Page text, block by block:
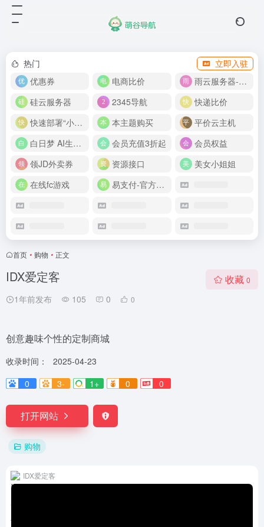
热门
立即入驻
优惠券
电商比价
雨云服务器-新人首月 5 折
硅云服务器
2345导航
快递比价
快速部署“小龙虾”
本主题购买
平价云主机
白日梦 AI生成50分钟视频
会员充值3折起
会员权益
领JD外卖券
资源接口
美女小姐姐
在线fc游戏
易支付-官方网站
首页 • 购物 • 正文
IDX爱定客
1年前发布 105 0 0
收藏 0
创意趣味个性的定制商城
收录时间：
2025-04-23
0
3- 1+ 0 0
打开网站
购物
IDX爱定客